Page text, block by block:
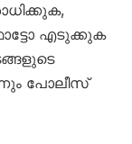
എടുക്കുക
പോലീസ്